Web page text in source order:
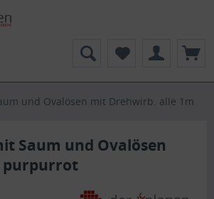
und Ovalösen mit Drehwirb. alle 1m
Saum und Ovalösen
purpurrot